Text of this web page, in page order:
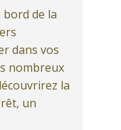
de la
dans vos
nombreux
la
un